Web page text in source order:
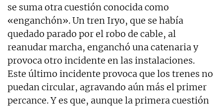
se suma otra cuestión conocida como
«enganchón». Un tren Iryo, que se había
quedado parado por el robo de cable, al
reanudar marcha, enganchó una catenaria y
provoca otro incidente en las instalaciones.
Este último incidente provoca que los trenes no
puedan circular, agravando aún más el primer
percance. Y es que, aunque la primera cuestión